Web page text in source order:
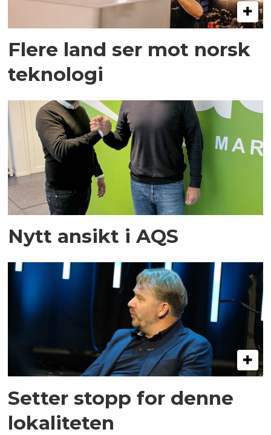
Flere land ser mot norsk
teknologi
Nytt ansikt i AQS
Setter stopp for denne
lokaliteten